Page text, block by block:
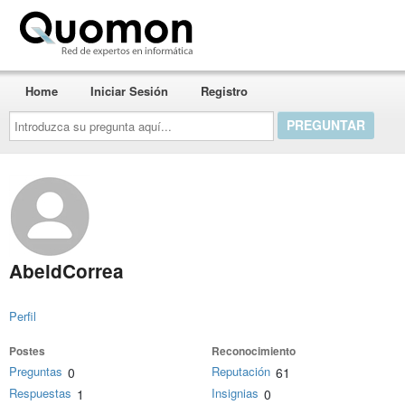
Introduzca
su
pregunta
aquí...
Home Iniciar Sesión Registro
AbeldCorrea
Perfil
Postes
Preguntas 0
Respuestas 1
Reconocimiento
Reputación 61
Insignias 0